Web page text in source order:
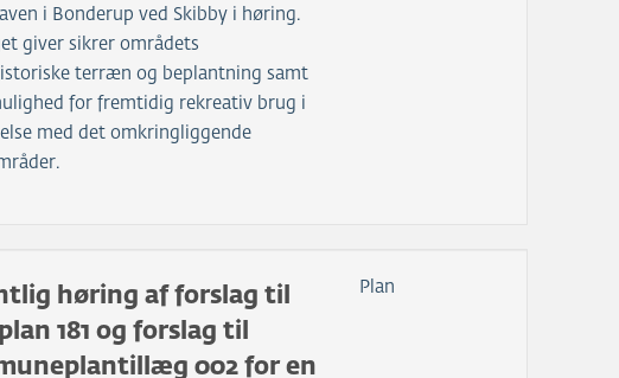
i Bonderup ved Skibby i høring.
giver sikrer områdets
terræn og beplantning samt
for fremtidig rekreativ brug i
med det omkringliggende
høring af forslag til
181 og forslag til
002 for en
Plan